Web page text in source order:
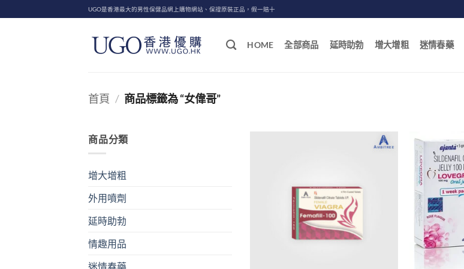
to
UGO是香港最大的男性保健品網上購物網站、保證原裝正品，假一賠十
HOME 全部商品 延時助勃 增大增粗 迷情春藥
首頁 / 商品標籤為 “女偉哥”
商品分類
增大增粗
外用噴劑
延時助勃
情趣用品
迷情春藥